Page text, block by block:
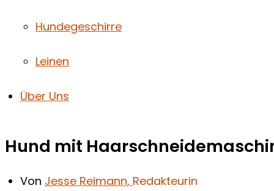
Hundegeschirre
Leinen
Über Uns
Hund mit
Von Jesse Reimann, Redakteurin